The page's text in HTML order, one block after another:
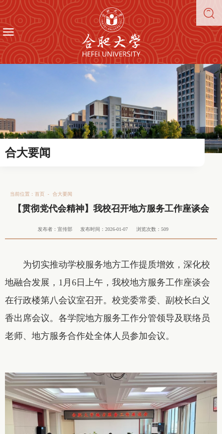
合大要闻
当前位置： 首页 - 合大要闻
【贯彻党代会精神】我校召开地方服务工作座谈会
发布者：宣传部 发布时间：2026-01-07 浏览次数： 509
为切实推动学校服务地方工作提质增效，深化校
地融合发展，1月6日上午，我校地方服务工作座谈会
在行政楼第八会议室召开。校党委常委、副校长白义
香出席会议。各学院地方服务工作分管领导及联络员
老师、地方服务合作处全体人员参加会议。